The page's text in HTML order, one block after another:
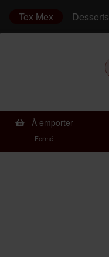
Tex Mex Desserts
À emporter
Fermé